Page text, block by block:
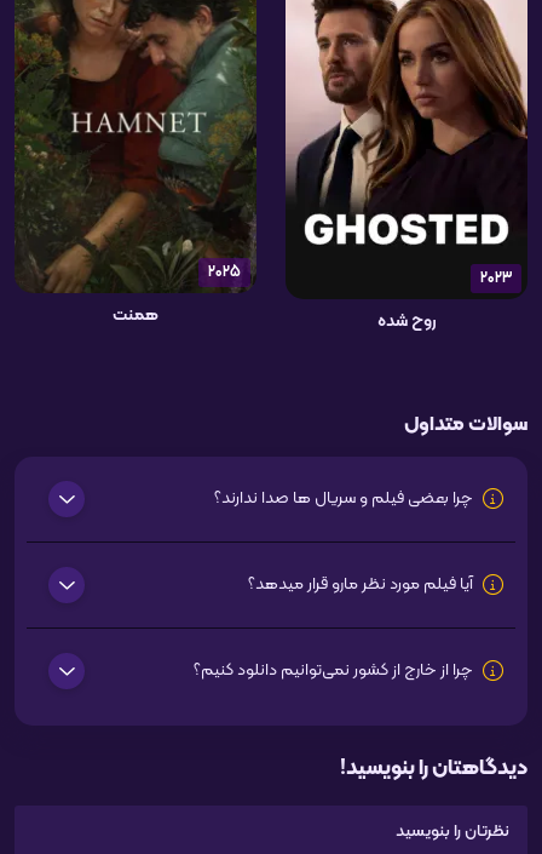
2023
روح شده
2025
همنت
سوالات متداول
چرا بعضی فیلم و سریال ها صدا ندارند؟
آیا فیلم مورد نظر مارو قرار میدهد؟
چرا از خارج از کشور نمی‌توانیم دانلود کنیم؟
دیدگاهتان را بنویسید!